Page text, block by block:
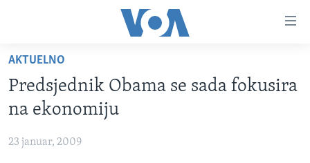
glavni
sadržaj
na
glavnu
navigaciju
TV PROGRAM
VIDEO
FOTOGRAFIJE DANA
VIJESTI
AKTUELNO
Predsjednik Obama se sada fokusira
na ekonomiju
23 januar, 2009